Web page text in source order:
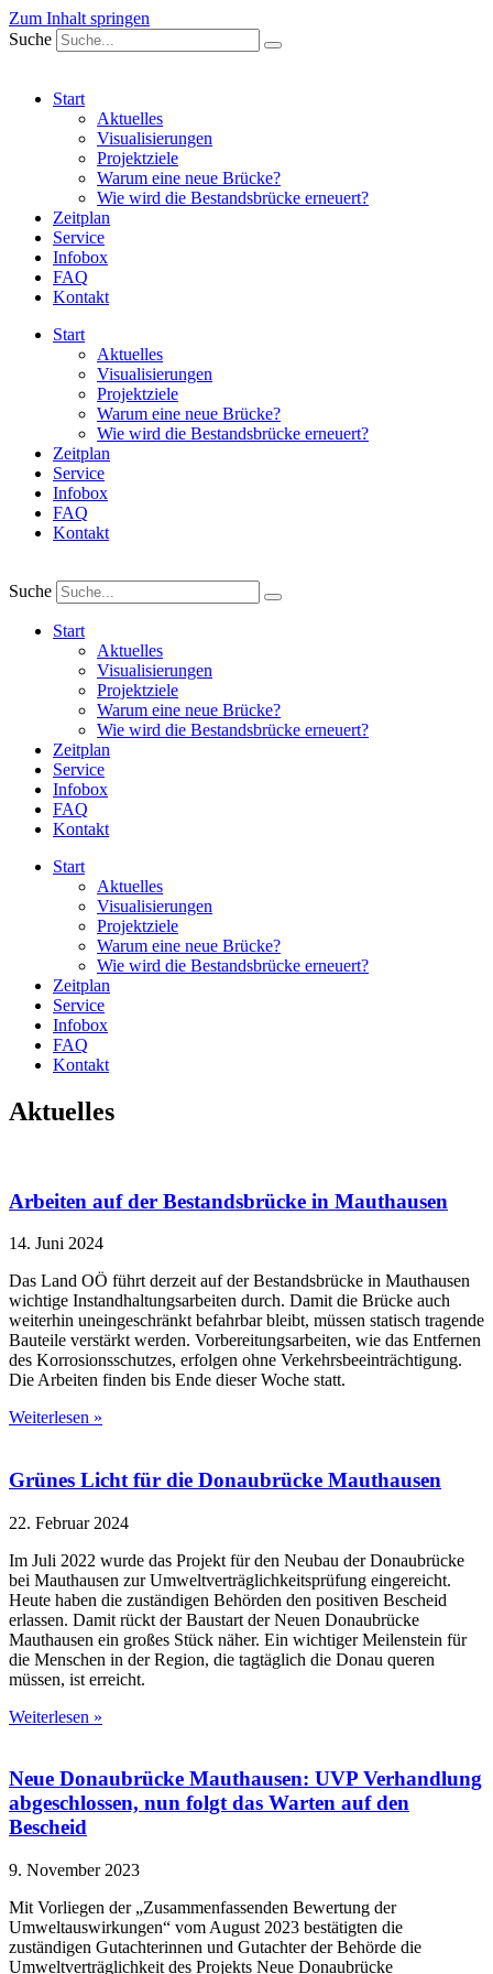
Zum Inhalt springen
Suche
Start
Aktuelles
Visualisierungen
Projektziele
Warum eine neue Brücke?
Wie wird die Bestandsbrücke erneuert?
Zeitplan
Service
Infobox
FAQ
Kontakt
Start
Aktuelles
Visualisierungen
Projektziele
Warum eine neue Brücke?
Wie wird die Bestandsbrücke erneuert?
Zeitplan
Service
Infobox
FAQ
Kontakt
Suche
Start
Aktuelles
Visualisierungen
Projektziele
Warum eine neue Brücke?
Wie wird die Bestandsbrücke erneuert?
Zeitplan
Service
Infobox
FAQ
Kontakt
Start
Aktuelles
Visualisierungen
Projektziele
Warum eine neue Brücke?
Wie wird die Bestandsbrücke erneuert?
Zeitplan
Service
Infobox
FAQ
Kontakt
Aktuelles
Arbeiten auf der Bestandsbrücke in Mauthausen
14. Juni 2024
Das Land OÖ führt derzeit auf der Bestandsbrücke in Mauthausen
wichtige Instandhaltungsarbeiten durch. Damit die Brücke auch
weiterhin uneingeschränkt befahrbar bleibt, müssen statisch tragende
Bauteile verstärkt werden. Vorbereitungsarbeiten, wie das Entfernen
des Korrosionsschutzes, erfolgen ohne Verkehrsbeeinträchtigung.
Die Arbeiten finden bis Ende dieser Woche statt.
Weiterlesen »
Grünes Licht für die Donaubrücke Mauthausen
22. Februar 2024
Im Juli 2022 wurde das Projekt für den Neubau der Donaubrücke
bei Mauthausen zur Umweltverträglichkeitsprüfung eingereicht.
Heute haben die zuständigen Behörden den positiven Bescheid
erlassen. Damit rückt der Baustart der Neuen Donaubrücke
Mauthausen ein großes Stück näher. Ein wichtiger Meilenstein für
die Menschen in der Region, die tagtäglich die Donau queren
müssen, ist erreicht.
Weiterlesen »
Neue Donaubrücke Mauthausen: UVP Verhandlung
abgeschlossen, nun folgt das Warten auf den
Bescheid
9. November 2023
Mit Vorliegen der „Zusammenfassenden Bewertung der
Umweltauswirkungen“ vom August 2023 bestätigten die
zuständigen Gutachterinnen und Gutachter der Behörde die
Umweltverträglichkeit des Projekts Neue Donaubrücke